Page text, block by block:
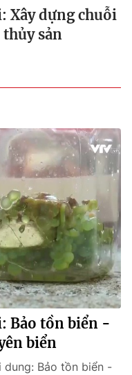
Xây dựng chuỗi
sản
Bảo tồn biển -
biển
Bảo tồn biển -